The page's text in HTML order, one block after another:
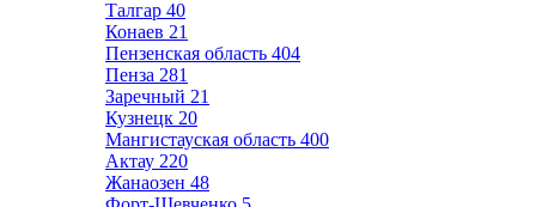
Талгар 40
Конаев 21
Пензенская область 404
Пенза 281
Заречный 21
Кузнецк 20
Мангистауская область 400
Актау 220
Жанаозен 48